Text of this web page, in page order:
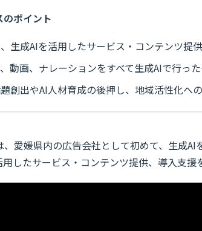
のポイント
生成AIを活用したサービス・コンテンツ提
動画、ナレーションをすべて生成AIで行っ
創出やAI人材育成の後押し、地域活性化へ
愛媛県内の広告会社として初めて、生成
したサービス・コンテンツ提供、導入支援